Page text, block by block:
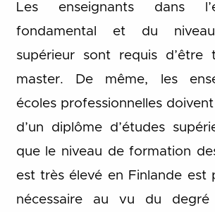
Les enseignants dans
fondamental et du niveau
supérieur sont requis d’être
master. De même, les
écoles professionnelles
d’un diplôme d’études
que le niveau de formation
est très élevé en Finlande est
nécessaire au vu du degré